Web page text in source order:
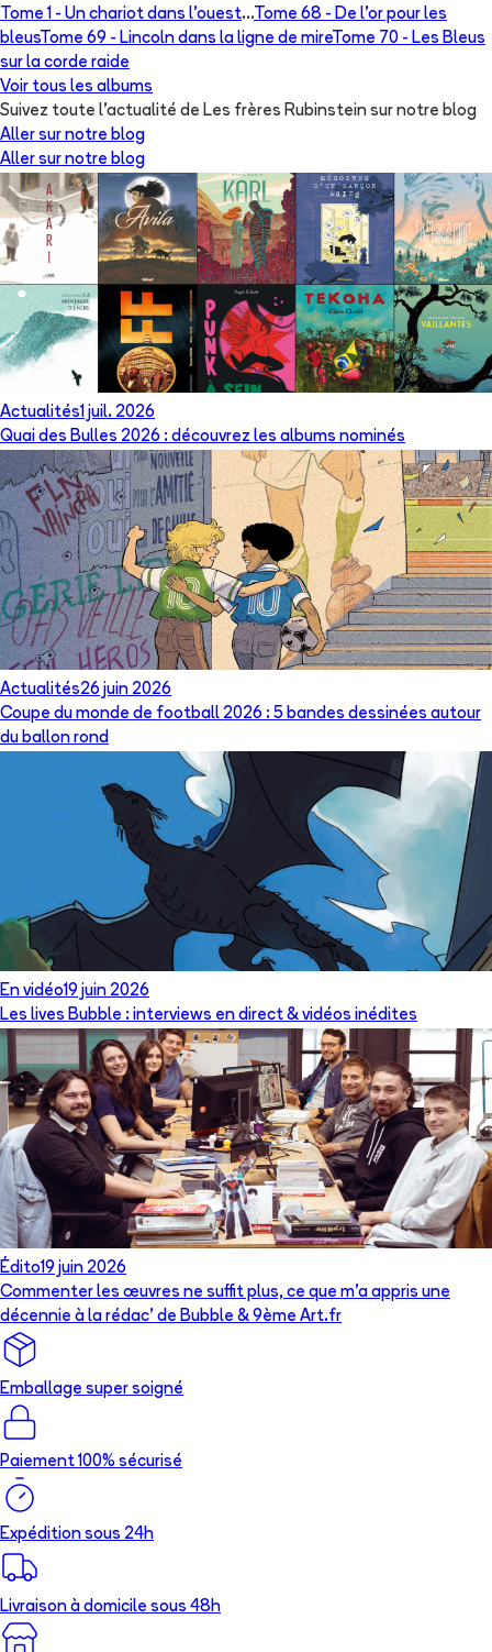
Tome 1 - Un chariot dans l'ouest...Tome 68 - De l'or pour les
bleusTome 69 - Lincoln dans la ligne de mireTome 70 - Les Bleus
sur la corde raide
Voir tous les albums
Suivez toute l'actualité de Les frères Rubinstein sur notre blog
Aller sur notre blog
Aller sur notre blog
Actualités1 juil. 2026
Quai des Bulles 2026 : découvrez les albums nominés
Actualités26 juin 2026
Coupe du monde de football 2026 : 5 bandes dessinées autour
du ballon rond
En vidéo19 juin 2026
Les lives Bubble : interviews en direct & vidéos inédites
Édito19 juin 2026
Commenter les œuvres ne suffit plus, ce que m’a appris une
décennie à la rédac’ de Bubble & 9ème Art.fr
Emballage super soigné
Paiement 100% sécurisé
Expédition sous 24h
Livraison à domicile sous 48h